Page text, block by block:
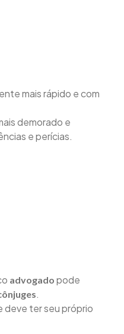
mais rápido e com
demorado e
e perícias.
advogado pode
.
deve ter seu próprio